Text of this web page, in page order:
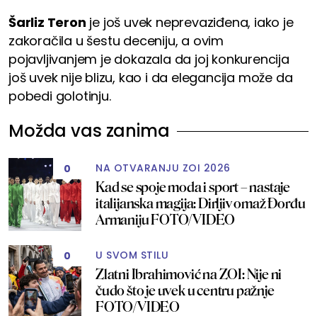
Šarliz Teron je još uvek neprevaziđena, iako je
zakoračila u šestu deceniju, a ovim
pojavljivanjem je dokazala da joj konkurencija
još uvek nije blizu, kao i da elegancija može da
pobedi golotinju.
Možda vas zanima
0 NA OTVARANJU ZOI 2026
Kad se spoje moda i sport – nastaje
italijanska magija: Dirljiv omaž Đorđu
Armaniju FOTO/VIDEO
0 U SVOM STILU
Zlatni Ibrahimović na ZOI: Nije ni
čudo što je uvek u centru pažnje
FOTO/VIDEO